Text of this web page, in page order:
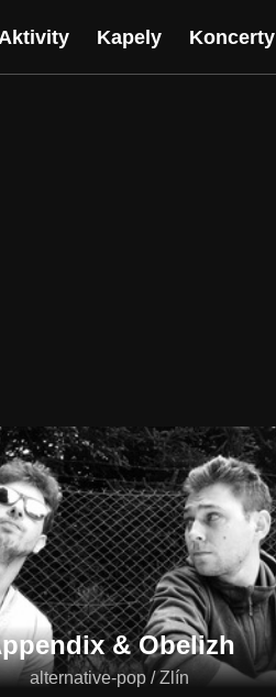
Aktivity Kapely Koncerty
& Obelizh
alternative-pop / Zlín